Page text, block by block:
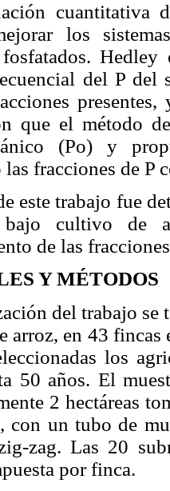
cuantitativa
los
Hedley
del P del
que el método
(Po) y
fracciones de P
este trabajo fue
cultivo de
de las
Y MÉTODOS
del trabajo se
arroz, en 43
los
50 años. El
2 hectáreas
con un tubo de
zag. Las 20
por finca.